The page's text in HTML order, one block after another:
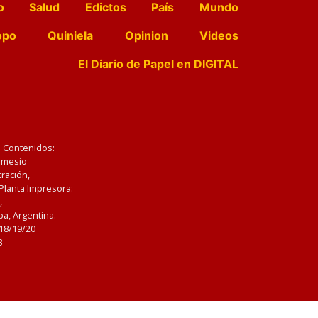
Salud Edictos País
Mundo
Quiniela Opinion
Videos
El Diario de Papel en DIGITAL
Impresora:
Argentina.
19/20